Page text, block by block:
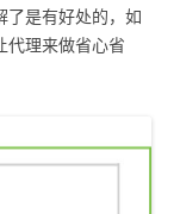
了是有好处的，如
代理来做省心省